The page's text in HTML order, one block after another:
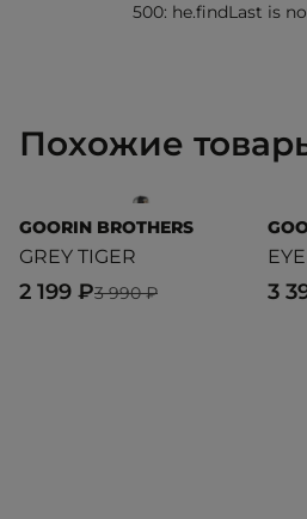
500: he.findLast is
Похожие
GOORIN BROTHERS
GREY TIGER
3 990 ₽
2 199 ₽ 3